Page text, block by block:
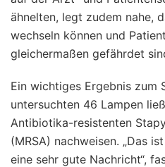
ähnelten, legt zudem nahe,
wechseln können und
gleichermaßen gefährdet
Ein wichtiges Ergebnis zum
untersuchten 46 Lampen
Antibiotika-resistenten
(MRSA) nachweisen. „Das
eine sehr gute Nachricht“,